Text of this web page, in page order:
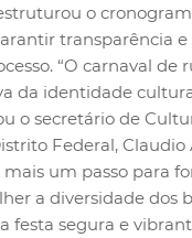
o
transparência
“O carnaval de
da identidade
o secretário de
Federal, Claudio
mais um passo para
a diversidade dos
festa segura e